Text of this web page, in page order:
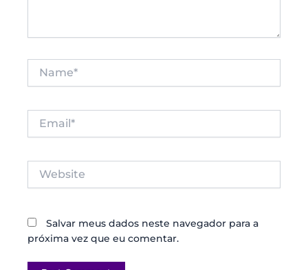
Salvar meus dados neste navegador para a
próxima vez que eu comentar.